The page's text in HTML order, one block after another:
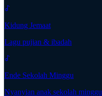
Kidung Jemaat
Lagu pujian & ibadah
Ende Sekolah Minggu
Nyanyian anak sekolah minggu